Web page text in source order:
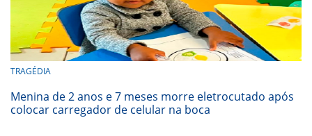
TRAGÉDIA
Menina de 2 anos e 7 meses morre eletrocutado após
colocar carregador de celular na boca